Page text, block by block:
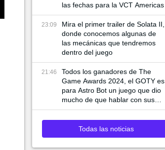
las fechas para la VCT Americas
23:09
Mira el primer trailer de Solata II,
donde conocemos algunas de
las mecánicas que tendremos
dentro del juego
21:46
Todos los ganadores de The
Game Awards 2024, el GOTY es
para Astro Bot un juego que dio
mucho de que hablar con sus
mecánicas
Todas las noticias